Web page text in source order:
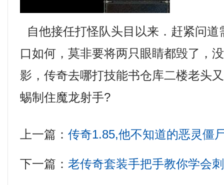
自他接任打怪队头目以来．赶紧问道
口如何，莫非要将两只眼睛都毁了，
影，传奇去哪打技能书仓库二楼老头
蜴制住魔龙射手?
上一篇：传奇1.85,他不知道的恶灵僵
下一篇：老传奇套装手把手教你学会